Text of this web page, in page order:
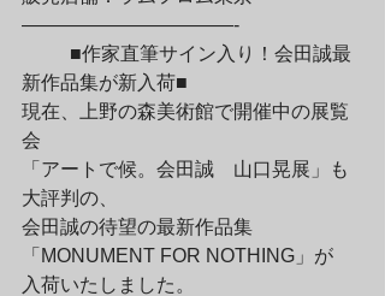
———————————-
新作品集が新入荷■
現在、上野の森美術館で開催中の展覧
会
「アートで候。会田誠　山口晃展」も
大評判の、
会田誠の待望の最新作品集
「MONUMENT FOR NOTHING」が
入荷いたしました。